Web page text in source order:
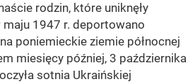
rodzin, które uniknęły
1947 r. deportowano
poniemieckie ziemie północnej
miesięcy później, 3 października
sotnia Ukraińskiej